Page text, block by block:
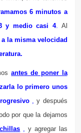
6 minutos a
y medio casi 4.
Al
la misma velocidad
antes de poner la
lo primero unos
y después
por que la dejamos
y agregar las